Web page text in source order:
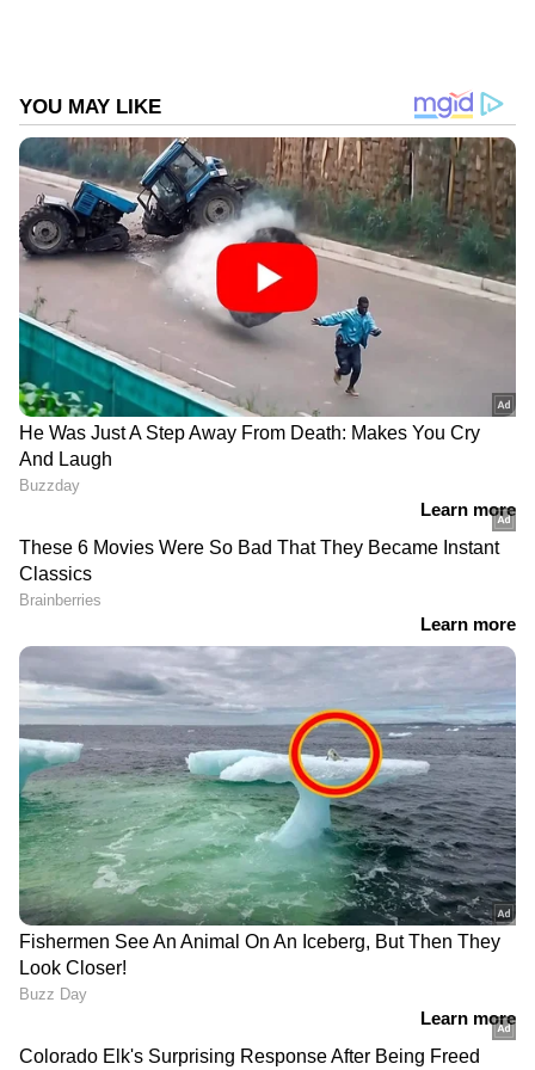
മാത്രമല്ല നാട്ടുകാരുടെ മുന്നിലും ഞാന്‍
ഒറിജിനലാണ്. ഇപ്പോള്‍ എല്ലാവര്‍ക്കും ഫേക്ക്
ആവാനാണ് ഇഷ്ടം. സോഷ്യല്‍ മീഡിയയില്‍
ചിലര്‍ പറയുന്നത് ദിവ്യ എല്ലാം അറിഞ്ഞ് ഞെട്ടി
എന്നാണ്. ദിവ്യയ്ക്ക് ഞെട്ടാന്‍ സൗകര്യമില്ല.
കാരണം അവള്‍ക്ക് എല്ലാ കാര്യങ്ങളും
നേരത്തെ അറിയാം", ക്രിസ് വേണുഗോപാല്‍
പറഞ്ഞവസാനിപ്പിക്കുന്നു.
DOWNLOAD APP
Malayalam OTT Release
വരെ,Bigg Boss Malayalam Season 7മുതൽ
Mollywood Celebrity news
Interview
Entertainment
Newsഒരൊറ്റ ക്ലിക്കിൽ. ഏറ്റവും പുതിയ
Movie Release,Malayalam Movie Review
Box Office Collection— എല്ലാം ഇപ്പോൾ
നിങ്ങളുടെ മുന്നിൽ. എപ്പോഴും എവിടെയും
എന്റർടൈൻമെന്റിന്റെ താളത്തിൽ ചേരാൻ
ഏഷ്യാനെറ്റ് ന്യൂസ് മലയാളം വാർത്തകൾ